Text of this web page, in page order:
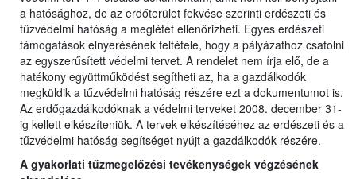
a hatósághoz, de az erdőterület fekvése szerinti erdészeti és
tűzvédelmi hatóság a meglétét ellenőrizheti. Egyes erdészeti
támogatások elnyerésének feltétele, hogy a pályázathoz csatolni
az egyszerűsített védelmi tervet. A rendelet nem írja elő, de a
hatékony együttműködést segítheti az, ha a gazdálkodók
megküldik a tűzvédelmi hatóság részére ezt a dokumentumot is.
Az erdőgazdálkodóknak a védelmi terveket 2008. december 31-
ig kellett elkészíteniük. A tervek elkészítéséhez az erdészeti és a
tűzvédelmi hatóság segítséget nyújt a gazdálkodók részére.
A gyakorlati tűzmegelőzési tevékenységek végzésének